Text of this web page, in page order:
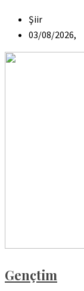
Şiir
03/08/2026,
Gençtim